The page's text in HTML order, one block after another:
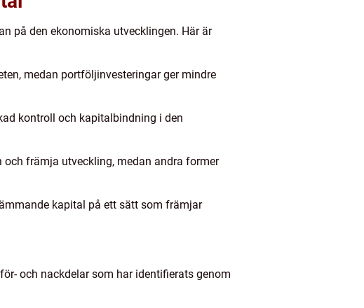
på den ekonomiska utvecklingen. Här är
medan portföljinvesteringar ger mindre
kontroll och kapitalbindning i den
främja utveckling, medan andra former
kapital på ett sätt som främjar
och nackdelar som har identifierats genom